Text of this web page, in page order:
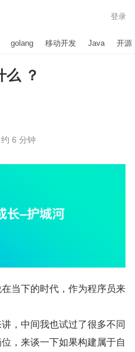
登录
golang 移动开发 Java 开源
么 ？
6 分钟
当下的时代，作为程序员来
，中间我也试过了很多不同
，来谈一下如果构建属于自